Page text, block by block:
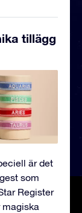
tillägg
är det
som
Register